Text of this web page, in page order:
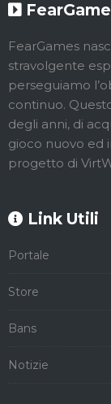
FearGames
stravolgente
perseguiamo
continuo.
degli anni, di
gioco nuovo ed
progetto di
Link Utili
Portale
Store
Bans
Notizie